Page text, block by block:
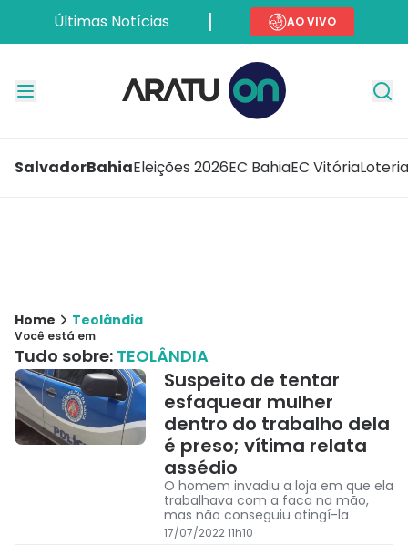
Últimas Notícias AO VIVO
SalvadorBahiaEleições 2026EC BahiaEC Vitória
Home Teolândia
Você está em
Tudo sobre: TEOLÂNDIA
Suspeito de tentar
esfaquear mulher
dentro do trabalho dela
é preso; vítima relata
assédio
O homem invadiu a loja em que ela
trabalhava com a faca na mão,
mas não conseguiu atingí-la
17/07/2022 11h10